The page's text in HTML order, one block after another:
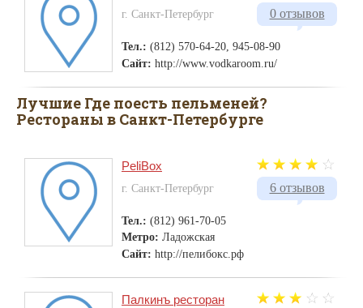
0 отзывов
г. Санкт-Петербург
Тел.: (812) 570-64-20, 945-08-90
Сайт: http://www.vodkaroom.ru/
Лучшие Где поесть пельменей?
Рестораны в Санкт-Петербурге
6 отзывов
PeliBox
г. Санкт-Петербург
Тел.: (812) 961-70-05
Метро: Ладожская
Сайт: http://пелибокс.рф
Палкинъ ресторан